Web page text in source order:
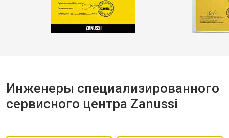
Инженеры специализированного
сервисного центра Zanussi